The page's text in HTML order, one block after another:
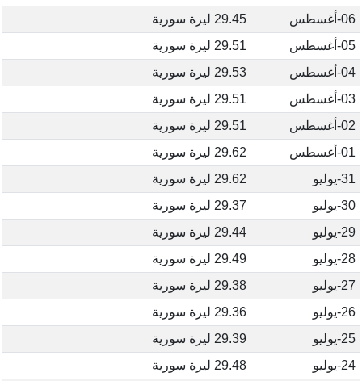
06-أغسطس
29.45 ليرة سورية
05-أغسطس
29.51 ليرة سورية
04-أغسطس
29.53 ليرة سورية
03-أغسطس
29.51 ليرة سورية
02-أغسطس
29.51 ليرة سورية
01-أغسطس
29.62 ليرة سورية
31-يوليو
29.62 ليرة سورية
30-يوليو
29.37 ليرة سورية
29-يوليو
29.44 ليرة سورية
28-يوليو
29.49 ليرة سورية
27-يوليو
29.38 ليرة سورية
26-يوليو
29.36 ليرة سورية
25-يوليو
29.39 ليرة سورية
24-يوليو
29.48 ليرة سورية